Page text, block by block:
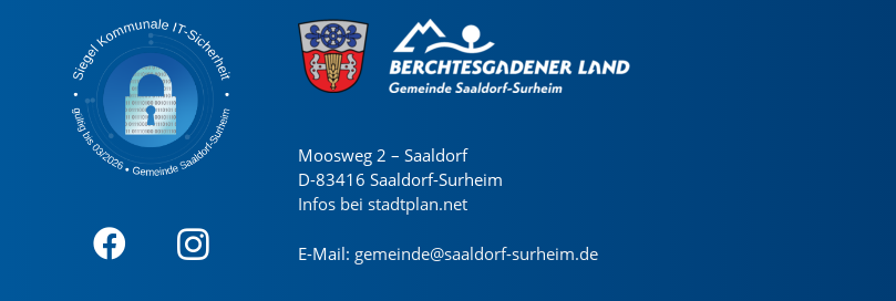
Moosweg 2 – Saaldorf
D-83416 Saaldorf-Surheim
Infos bei stadtplan.net
E-Mail: gemeinde@saaldorf-surheim.de